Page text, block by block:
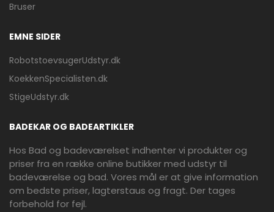
Bruser
EMNE SIDER
RobotstoevsugerUdstyr.dk
KoekkenSpecialisten.dk
StigeUdstyr.dk
BADEKAR OG BADEARTIKLER
Hos Bad og badeværelset indhenter vi produkter og
priser fra en række online butikker med udstyr til
badeværelse og bad. Vores mål er at give information
om bedste priser, lagterstaus og fragt. Der tages
forbehold for fejl.